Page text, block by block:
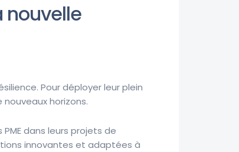
nouvelle
Pour déployer leur plein
horizons.
dans leurs projets de
innovantes et adaptées à